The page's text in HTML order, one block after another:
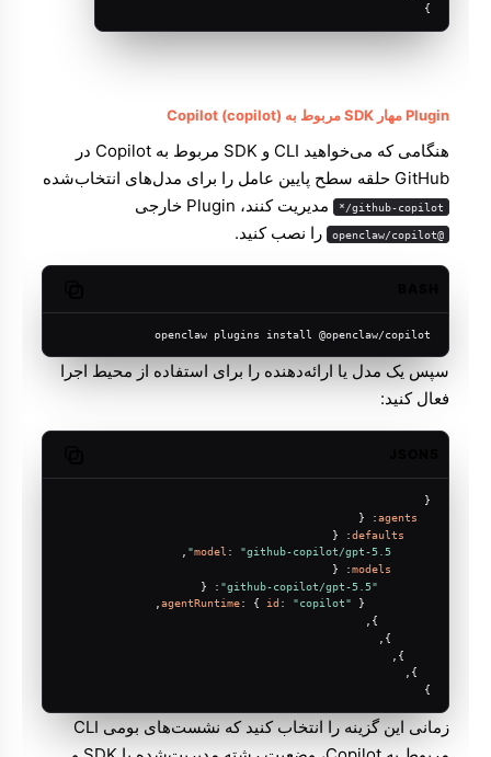
}
Plugin مهار SDK مربوط به Copilot (copilot)
هنگامی که می‌خواهید CLI و SDK مربوط به Copilot در
GitHub حلقه سطح پایین عامل را برای مدل‌های انتخاب‌شده
github-copilot/* مدیریت کنند، Plugin خارجی
@openclaw/copilot را نصب کنید.
openclaw plugins install @openclaw/copilot
سپس یک مدل یا ارائه‌دهنده را برای استفاده از محیط اجرا
فعال کنید:
{
agents
: {
defaults
: {
model : "github-copilot/gpt-5.5"
models
: {
"github-copilot/gpt-5.5"
: {
agentRuntime: { id : "copilot" },
}
زمانی این گزینه را انتخاب کنید که نشست‌های بومی CLI